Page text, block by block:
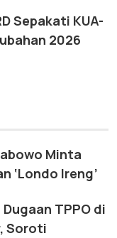
Sepakati KUA-
2026
Minta
‘Londo Ireng’
TPPO di
Soroti